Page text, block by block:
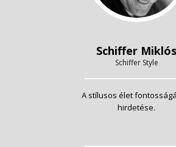
Schiffer Miklós
Schiffer Style
A stílusos élet
hirdetése.